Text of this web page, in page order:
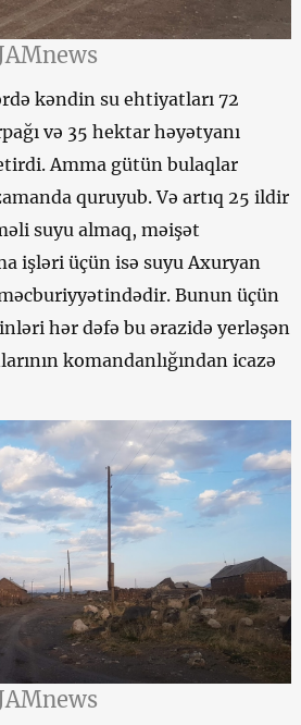
kəndin su ehtiyatları 72
və 35 hektar həyətyanı
Amma gütün bulaqlar
quruyub. Və artıq 25 ildir
suyu almaq, məişət
işləri üçün isə suyu Axuryan
Bunun üçün
hər dəfə bu ərazidə yerləşən
komandanlığından icazə